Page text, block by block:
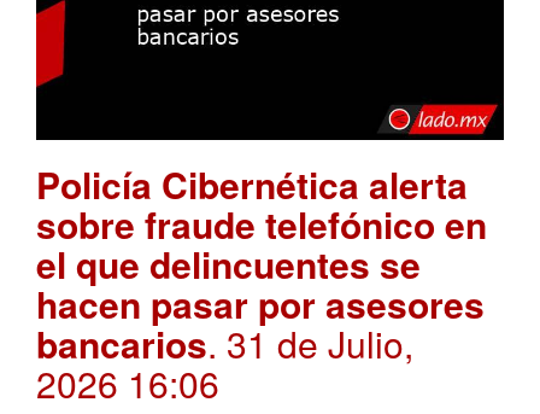
Policía Cibernética alerta
sobre fraude telefónico en
el que delincuentes se
hacen pasar por asesores
bancarios. 31 de Julio,
2026 16:06